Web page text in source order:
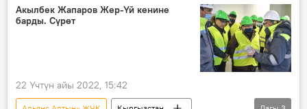
Талас облусу
Париж
спортчу
сыйлоо
Акылбек Жапаров Жер-Үй кенине
барды. Сүрөт
22 Үчтүн айы 2022, 15:42